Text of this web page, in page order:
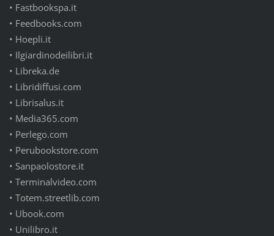
• Fastbookspa.it
• Feedbooks.com
• Hoepli.it
• Ilgiardinodeilibri.it
• Libreka.de
• Libridiffusi.com
• Librisalus.it
• Media365.com
• Perlego.com
• Perubookstore.com
• Sanpaolostore.it
• Terminalvideo.com
• Totem.streetlib.com
• Ubook.com
• Unilibro.it